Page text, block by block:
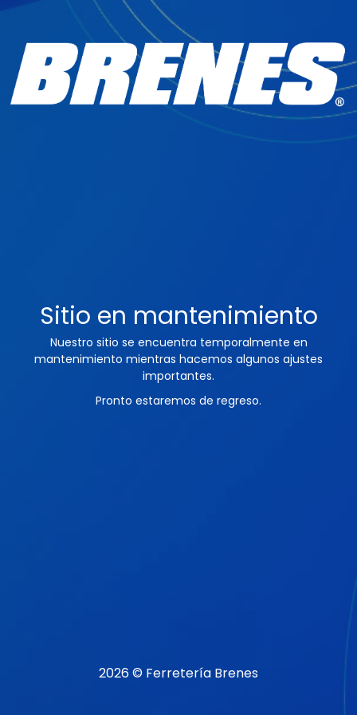
Sitio en mantenimiento
Nuestro sitio se encuentra temporalmente en
mantenimiento mientras hacemos algunos ajustes
importantes.
Pronto estaremos de regreso.
2026 © Ferretería Brenes